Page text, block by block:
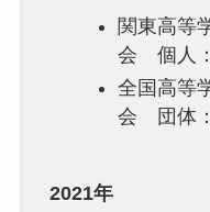
関東高等
会 個人
全国高等
会 団体
2021年